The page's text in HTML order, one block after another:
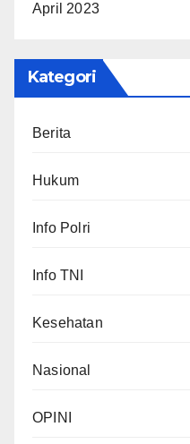
April 2023
Kategori
Berita
Hukum
Info Polri
Info TNI
Kesehatan
Nasional
OPINI